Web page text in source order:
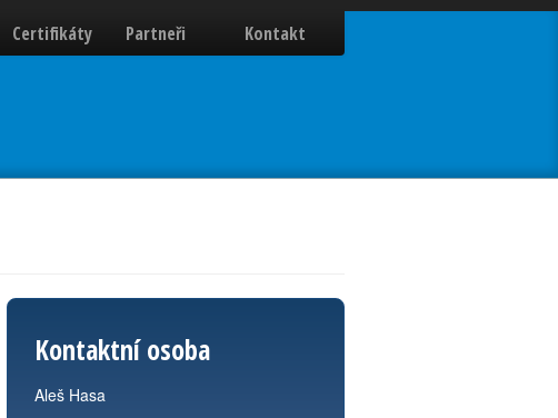
Certifikáty Partneři Kontakt
Kontaktní osoba
Aleš Hasa